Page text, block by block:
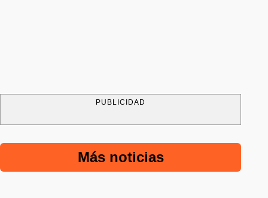
PUBLICIDAD
Más noticias